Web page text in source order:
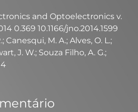
and Optoelectronics v.
0.369 10.1166/jno.2014.1599
Canesqui, M. A.; Alves, O. L.;
J. W.; Souza Filho, A. G.;